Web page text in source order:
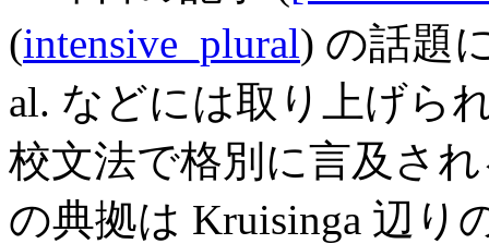
(intensive_plural) の話題
al. などには取り上げら
校文法で格別に言及さ
の典拠は Kruisinga 辺り